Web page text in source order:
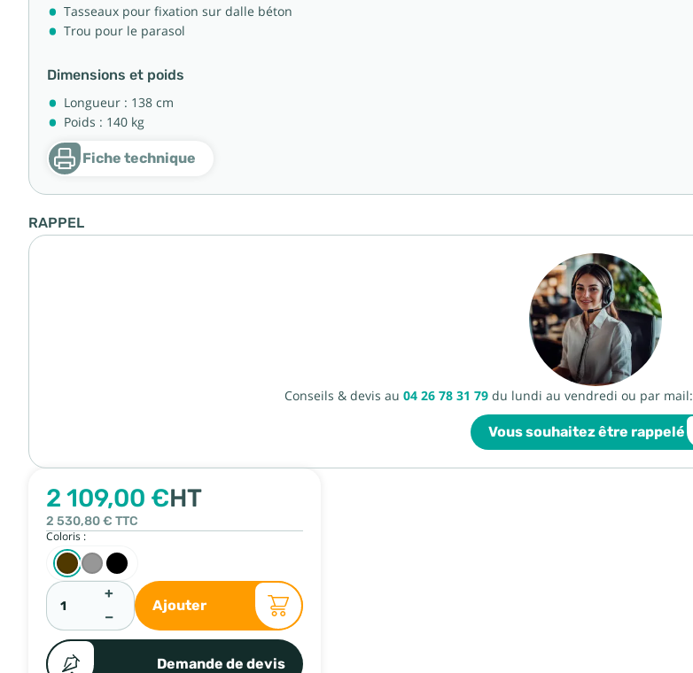
2 109,00 €HT
2 530,80 € TTC
Coloris :
+
−
Ajouter
Demande de devis
Tasseaux pour fixation sur dalle béton
Trou pour le parasol
Dimensions et poids
Longueur : 138 cm
Poids : 140 kg
Fiche technique
RAPPEL
Conseils & devis au 04 26 78 31 79du lundi au vendredi ou par mail:
Vous souhaitez être rappelé